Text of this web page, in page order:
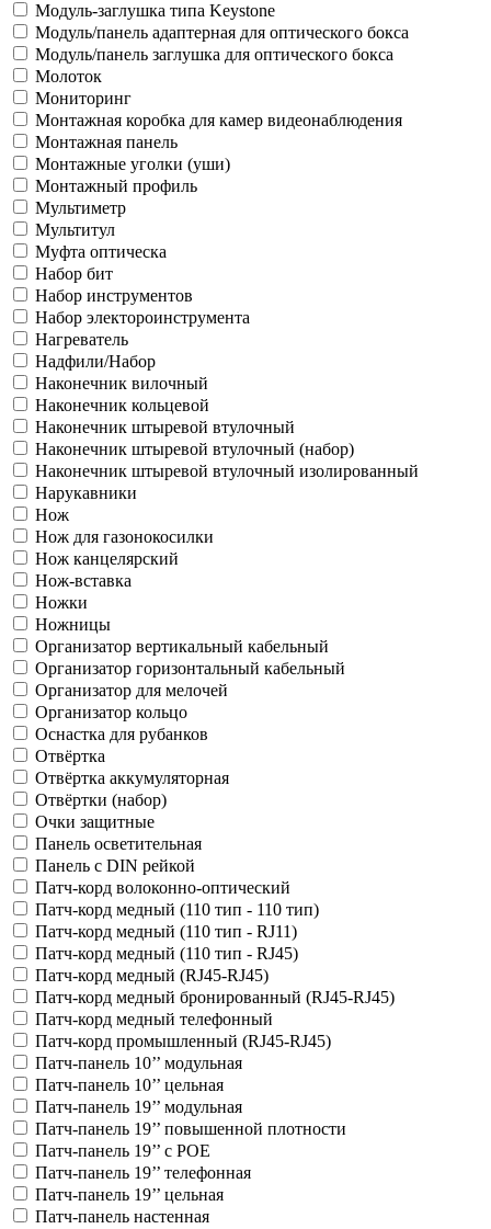
Модуль-заглушка типа Keystone
Модуль/панель адаптерная для оптического бокса
Модуль/панель заглушка для оптического бокса
Молоток
Мониторинг
Монтажная коробка для камер видеонаблюдения
Монтажная панель
Монтажные уголки (уши)
Монтажный профиль
Мультиметр
Мультитул
Муфта оптическа
Набор бит
Набор инструментов
Набор электороинструмента
Нагреватель
Надфили/Набор
Наконечник вилочный
Наконечник кольцевой
Наконечник штыревой втулочный
Наконечник штыревой втулочный (набор)
Наконечник штыревой втулочный изолированный
Нарукавники
Нож
Нож для газонокосилки
Нож канцелярский
Нож-вставка
Ножки
Ножницы
Организатор вертикальный кабельный
Организатор горизонтальный кабельный
Организатор для мелочей
Организатор кольцо
Оснастка для рубанков
Отвёртка
Отвёртка аккумуляторная
Отвёртки (набор)
Очки защитные
Панель осветительная
Панель с DIN рейкой
Патч-корд волоконно-оптический
Патч-корд медный (110 тип - 110 тип)
Патч-корд медный (110 тип - RJ11)
Патч-корд медный (110 тип - RJ45)
Патч-корд медный (RJ45-RJ45)
Патч-корд медный бронированный (RJ45-RJ45)
Патч-корд медный телефонный
Патч-корд промышленный (RJ45-RJ45)
Патч-панель 10’’ модульная
Патч-панель 10’’ цельная
Патч-панель 19’’ модульная
Патч-панель 19’’ повышенной плотности
Патч-панель 19’’ с POE
Патч-панель 19’’ телефонная
Патч-панель 19’’ цельная
Патч-панель настенная